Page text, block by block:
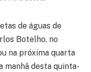
de águas de
Botelho, no
na próxima quarta
manhã desta quinta-